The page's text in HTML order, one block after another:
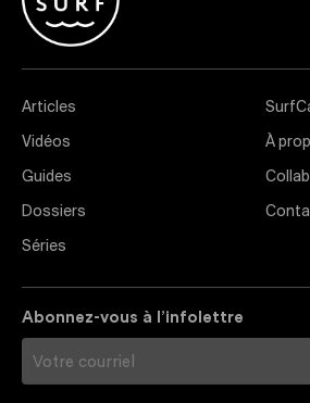
Articles
Vidéos
Guides
Dossiers
Séries
À
Abonnez-vous à l’infolettre